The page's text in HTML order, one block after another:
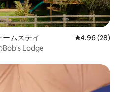
ームステイ レビュー28
4.96 (28)
Bob's Lodge
。